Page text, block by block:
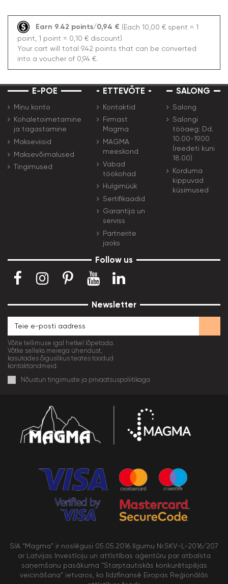
Earn 9.42 points/0,94 € (Each 10,00 € spent = 1
point, 1 point = 0,10 € discount)
Your cart will total 9.42 points that can be converted
into a voucher of 0,94 €.
E-POE
Minu konto
Kohaletoimetamine
ja tagastamine
Makseviisid
Maksevõimalused
Tingimused
ETTEVŌTE
Kontaktid
Firmast
Magma
MAGMA
meeskond
Vabad
töökohad
Hulgimüük
Sertifikaadid
Garantija un
serviss
Partnerite
jaoks
SALONG
Salong
Salongi
tööaeg: Dd.
10.00-19.00
(reedeti kuni
18.00)
Korduma
kippuvad
küsimused
Follow us
Newsletter
Võite tellimuse igal hetkel lõpetada.
Võtke selleks meiega ühendust,
kasutades õiguslikus teates toodud
kontaktandmeid.
Nõustun tingimuste ja privaatsuspoliitikaga
SIA “Magma” ir noslēgusi 05.05.2016 līgumu Nr.SKV-L-2016/207
ar Latvijas Investīciju un attīstības aģentūru par atbalsta
saņemšanu pasākuma “Starptautiskās konkurētspējas
veicināšana” ietvaros, ko līdzfinansē Eiropas Reģionālās